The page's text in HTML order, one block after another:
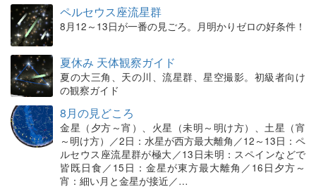
ペルセウス座流星群
8月12～13日が一番の見ごろ。月明かりゼロの好条件！
夏休み 天体観察ガイド
夏の大三角、天の川、流星群、星空撮影。初級者向け
の観察ガイド
8月の見どころ
金星（夕方～宵）、火星（未明～明け方）、土星（宵
～明け方）／2日：水星が西方最大離角／12～13日：ペ
ルセウス座流星群が極大／13日未明：スペインなどで
皆既日食／15日：金星が東方最大離角／16日夕方～
宵：細い月と金星が接近／…